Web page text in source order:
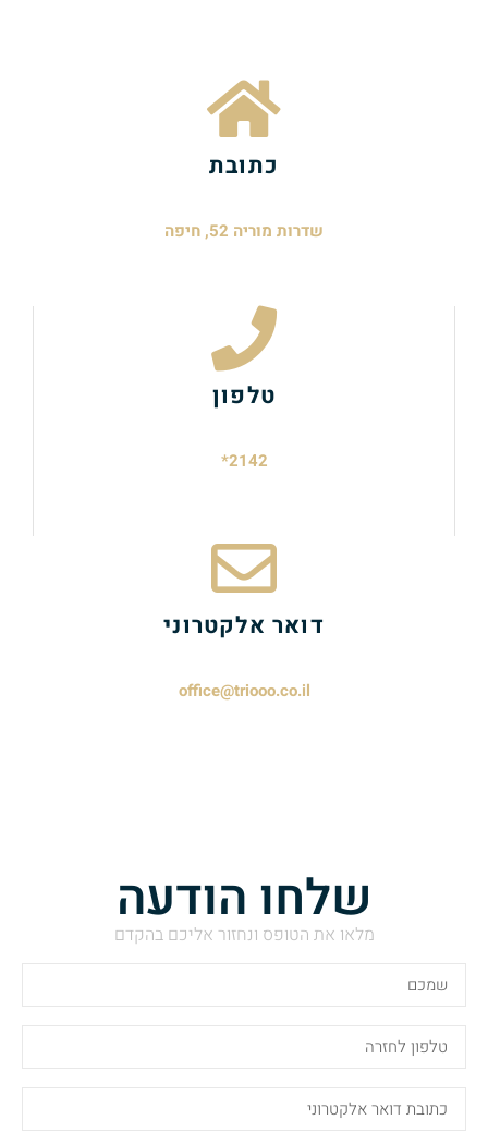
כתובת
שדרות מוריה 52, חיפה
טלפון
2142*
דואר אלקטרוני
office@triooo.co.il
שלחו הודעה
מלאו את הטופס ונחזור אליכם בהקדם